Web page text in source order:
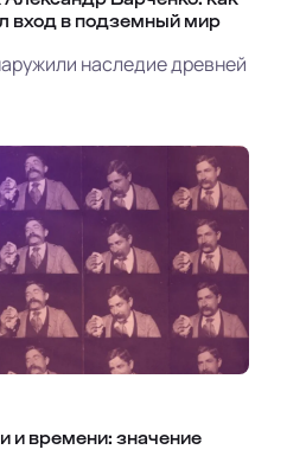
вход в подземный мир
наследие древней
и времени: значение